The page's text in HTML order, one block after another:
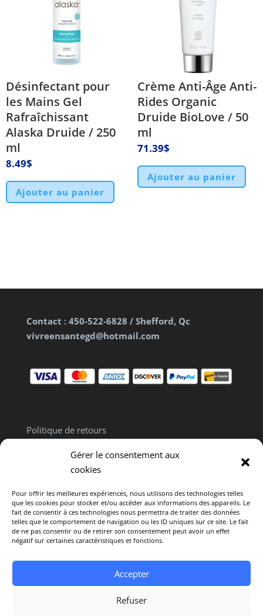
Gérer le consentement aux
cookies
Pour offrir les meilleures expériences, nous utilisons des technologies telles
que les cookies pour stocker et/ou accéder aux informations des appareils. Le
fait de consentir à ces technologies nous permettra de traiter des données
telles que le comportement de navigation ou les ID uniques sur ce site. Le fait
de ne pas consentir ou de retirer son consentement peut avoir un effet
négatif sur certaines caractéristiques et fonctions.
Accepter
Refuser
Désinfectant pour
les Mains Gel
Rafraîchissant
Alaska Druide / 250
ml
8.49$
Ajouter au panier
Crème Anti-Âge Anti-
Rides Organic
Druide BioLove / 50
ml
71.39$
Ajouter au panier
Contact : 450-522-6828 / Shefford, Qc
vivreensantegd@hotmail.com
Politique de retours
Clause de non responsabilité
Politique de cookies (CA)
ce site est fourni uniquement à titre informatif. Il ne
constitue en aucun cas un avis médical